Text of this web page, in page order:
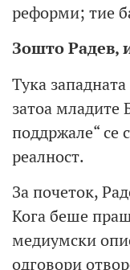
реформи; тие
Зошто Радев,
Тука
затоа младите
поддржале“ се
реалност.
За почеток,
Кога беше
медиумски
одговори